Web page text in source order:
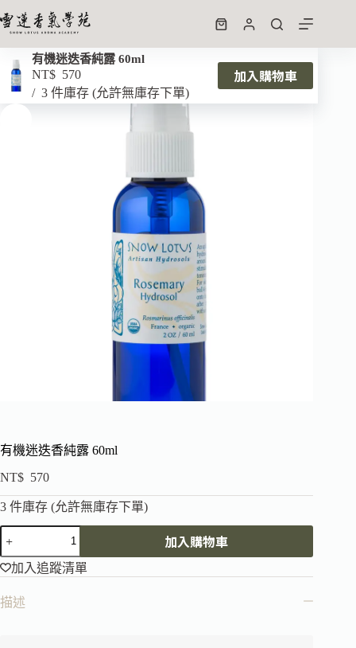
有機迷迭香純露 60ml
NT$ 570
3 件庫存 (允許無庫存下單)
加入購物車
有機迷迭香純露 60ml
NT$ 570
3 件庫存 (允許無庫存下單)
加入購物車
加入追蹤清單
描述